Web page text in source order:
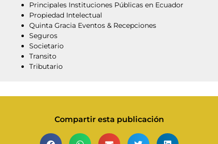
Principales Instituciones Públicas en Ecuador
Propiedad Intelectual
Quinta Gracia Eventos & Recepciones
Seguros
Societario
Transito
Tributario
Compartir esta publicación